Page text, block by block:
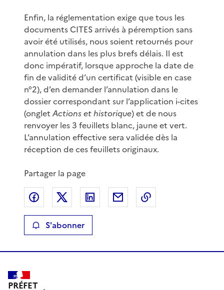
Enfin, la réglementation exige que tous les
documents CITES arrivés à péremption sans
avoir été utilisés, nous soient retournés pour
annulation dans les plus brefs délais. Il est
donc impératif, lorsque approche la date de
fin de validité d’un certificat (visible en case
n°2), d’en demander l’annulation dans le
dossier correspondant sur l’application i-cites
(onglet Actions et historique) et de nous
renvoyer les 3 feuillets blanc, jaune et vert.
L’annulation effective sera validée dès la
réception de ces feuillets originaux.
Partager la page
Partager sur Facebook
Partager sur XPartager sur LinkedIn
Partager par email
S'abonner
PRÉFET